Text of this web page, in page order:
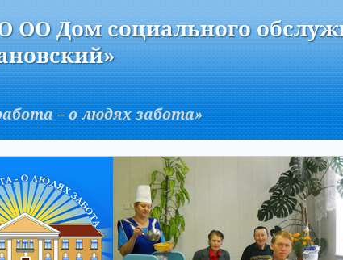
ОО Дом социального
– о людях забота»